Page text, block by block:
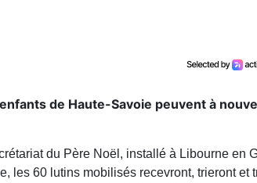
de Haute-Savoie peuvent à
du Père Noël, installé à Libourne en
les 60 lutins mobilisés recevront, trieront et